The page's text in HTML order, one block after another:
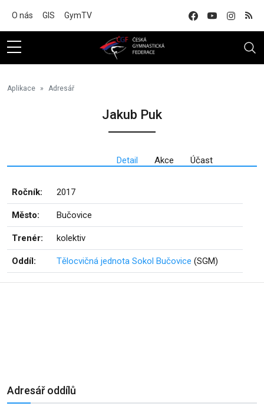
O nás GIS GymTV
Aplikace Adresář
Jakub Puk
Detail Akce Účast
Ročník: 2017
Město: Bučovice
Trenér: kolektiv
Oddíl: Tělocvičná jednota Sokol Bučovice (SGM)
Adresář oddílů